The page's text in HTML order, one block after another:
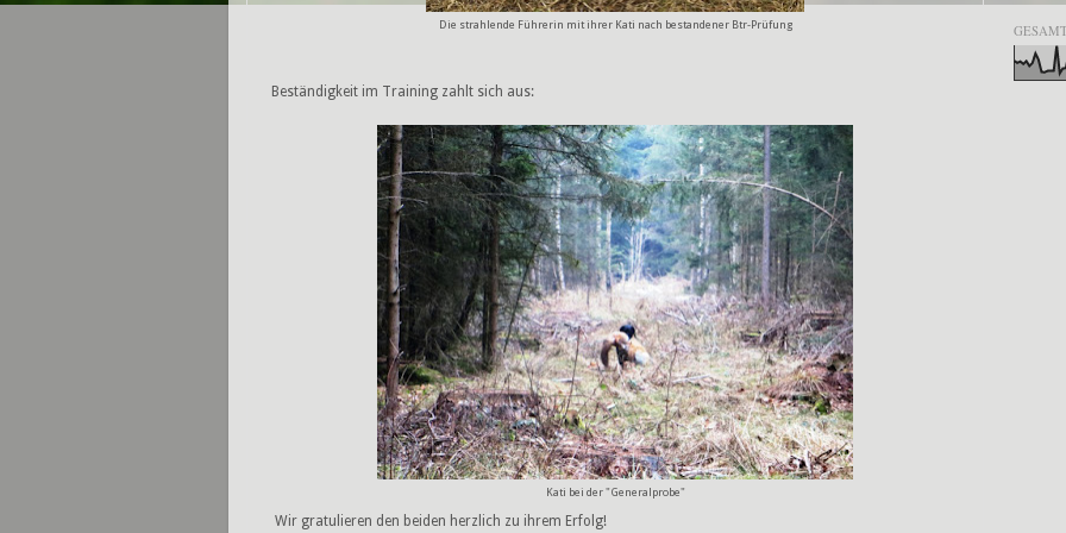
Die strahlende Führerin mit ihrer Kati nach bestandener Btr-Prüfung
Beständigkeit im Training zahlt sich aus:
Kati bei der "Generalprobe"
Wir gratulieren den beiden herzlich zu ihrem Erfolg!